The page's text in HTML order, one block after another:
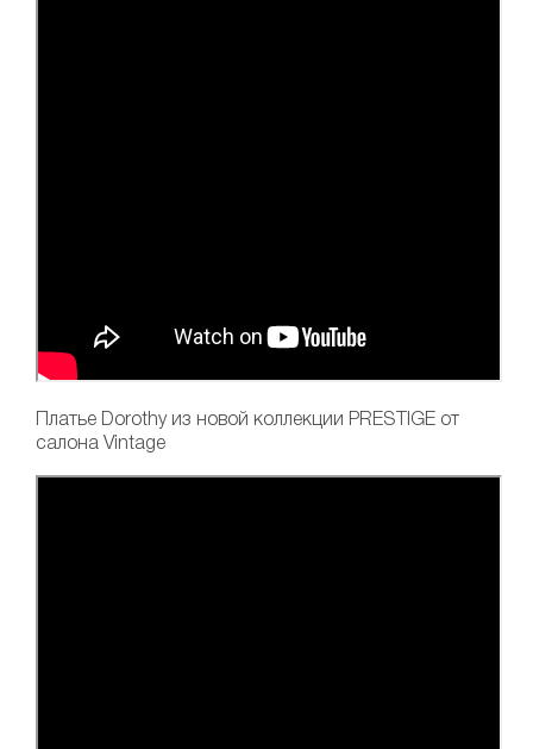
Платье Dorothyиз новой коллекции PRESTIGE от
салона Vintage